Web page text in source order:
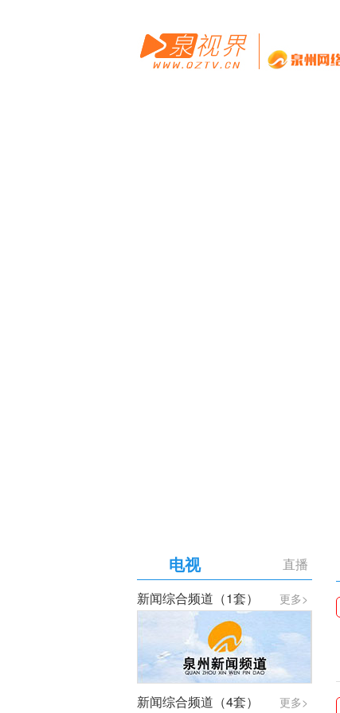
直播
电视
更多>
新闻综合频道（1套）
更多>
新闻综合频道（4套）